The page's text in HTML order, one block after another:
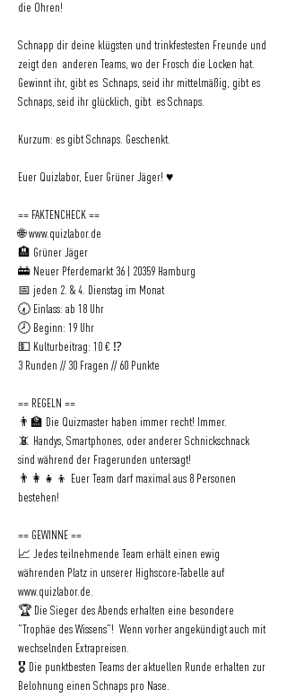
die Ohren!
Schnapp dir deine klügsten und trinkfestesten Freunde und
zeigt den  anderen Teams, wo der Frosch die Locken hat.
Gewinnt ihr, gibt es  Schnaps, seid ihr mittelmäßig, gibt es
Schnaps, seid ihr glücklich, gibt  es Schnaps.
Kurzum: es gibt Schnaps. Geschenkt.
Euer Quizlabor, Euer Grüner Jäger! ♥
== FAKTENCHECK ==
🌐 www.quizlabor.de
🏨 Grüner Jäger
🚋 Neuer Pferdemarkt 36 | 20359 Hamburg
📅 jeden 2. & 4. Dienstag im Monat
🕢 Einlass: ab 18 Uhr
🕗 Beginn: 19 Uhr
💵 Kulturbeitrag: 10 € ⁉
3 Runden // 30 Fragen // 60 Punkte
== REGELN ==
👨‍🏫 Die Quizmaster haben immer recht! Immer.
📵 Handys, Smartphones, oder anderer Schnickschnack
sind während der Fragerunden untersagt!
👨‍👩‍👧‍👦 Euer Team darf maximal aus 8 Personen
bestehen!
== GEWINNE ==
📈 Jedes teilnehmende Team erhält einen ewig
währenden Platz in unserer Highscore-Tabelle auf
www.quizlabor.de.
🏆 Die Sieger des Abends erhalten eine besondere
"Trophäe des Wissens"!  Wenn vorher angekündigt auch mit
wechselnden Extrapreisen.
🎖 Die punktbesten Teams der aktuellen Runde erhalten zur
Belohnung einen Schnaps pro Nase.